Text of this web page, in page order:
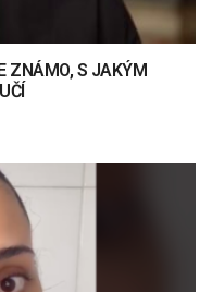
ZNÁMO, S JAKÝM